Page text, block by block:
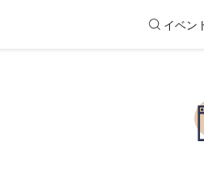
イベン